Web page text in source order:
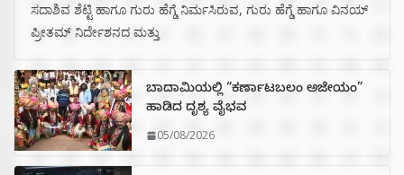
ಸದಾಶಿವ ಶೆಟ್ಟಿ ಹಾಗೂ ಗುರು ಹೆಗ್ಡೆ ನಿರ್ಮಸಿರುವ, ಗುರು ಹೆಗ್ಡೆ ಹಾಗೂ ವಿನಯ್
ಪ್ರೀತಮ್ ನಿರ್ದೇಶನದ ಮತ್ತು
ಬಾದಾಮಿಯಲ್ಲಿ “ಕರ್ಣಾಟಬಲಂ ಅಜೇಯಂ”
ಹಾಡಿದ ದೃಶ್ಯ ವೈಭವ
05/08/2026